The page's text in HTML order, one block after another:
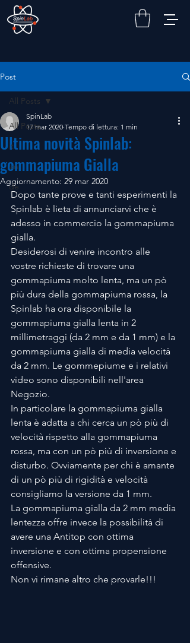
Post
All Posts
it
en
de
All Posts
Ultima novità Spinlab:
gommapiuma Gialla
SpinLab
17 mar 2020 Tempo di lettura: 1 min
Aggiornamento: 29 mar 2020
Dopo tante prove e tanti esperimenti la
Spinlab è lieta di annunciarvi che è
adesso in commercio la gommapiuma
gialla.
Desiderosi di venire incontro alle
vostre richieste di trovare una
gommapiuma molto lenta, ma un pò
più dura della gommapiuma rossa, la
Spinlab ha ora disponibile la
gommapiuma gialla lenta in 2
millimetraggi (da 2 mm e da 1 mm) e la
gommapiuma gialla di media velocità
da 2 mm. Le gommepiume e i relativi
video sono disponibili nell'area
Negozio.
In particolare la gommapiuma gialla
lenta è adatta a chi cerca un pò più di
velocità rispetto alla gommapiuma
rossa, ma con un pò più di inversione e
disturbo. Ovviamente per chi è amante
di un pò più di rigidità e velocità
consigliamo la versione da 1 mm.
La gommapiuma gialla da 2 mm media
lentezza offre invece la possibilità di
avere una Antitop con ottima
inversione e con ottima propensione
offensive.
Non vi rimane altro che provarle!!!